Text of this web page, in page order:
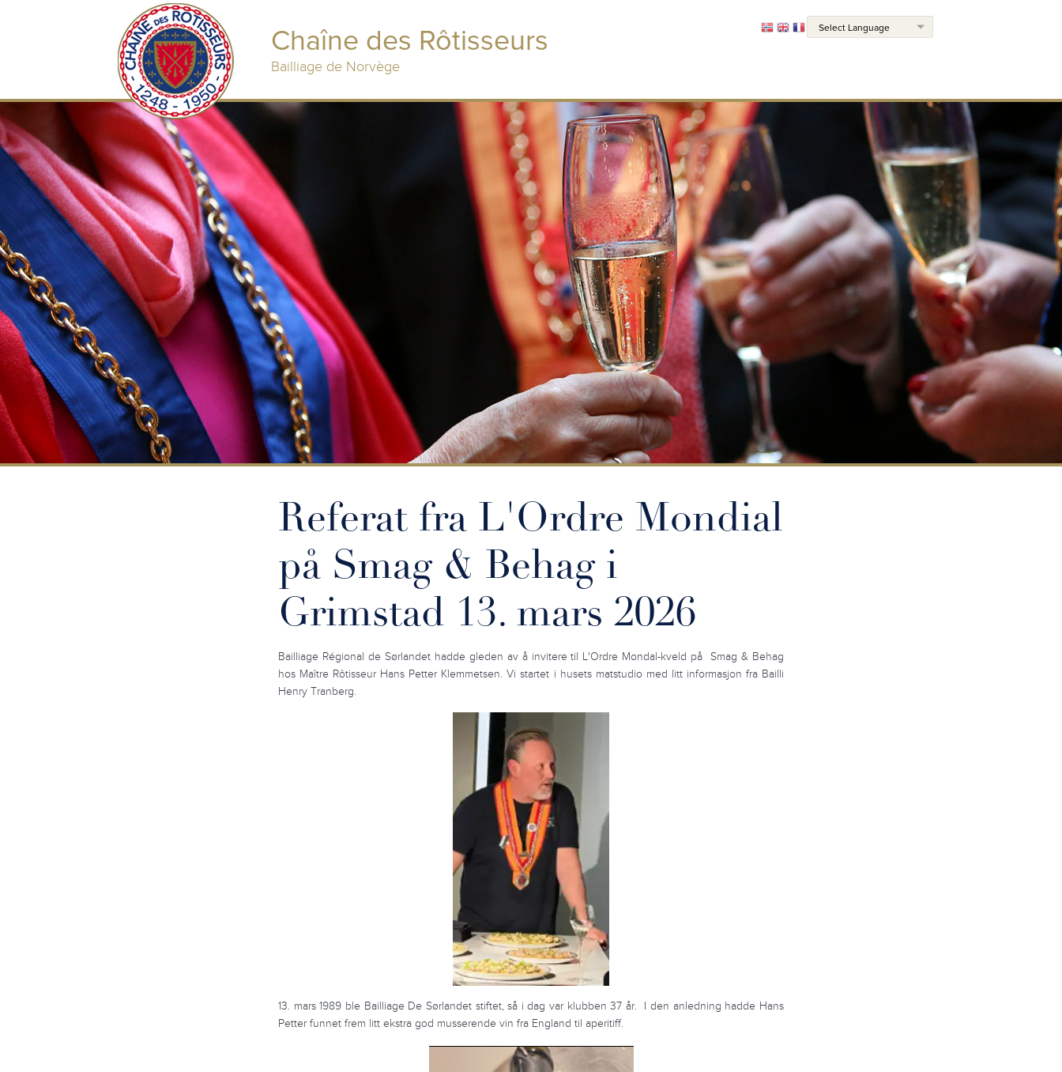
Chaîne des Rôtisseurs
Bailliage de Norvège
Referat fra L'Ordre Mondial
på Smag & Behag i
Grimstad 13. mars 2026
Bailliage Régional de Sørlandet hadde gleden av å invitere til L'Ordre Mondal-kveld på Smag & Behag
hos Maître Rôtisseur Hans Petter Klemmetsen. Vi startet i husets matstudio med litt informasjon fra Bailli
Henry Tranberg.
13. mars 1989 ble Bailliage De Sørlandet stiftet, så i dag var klubben 37 år. I den anledning hadde Hans
Petter funnet frem litt ekstra god musserende vin fra England til aperitiff.